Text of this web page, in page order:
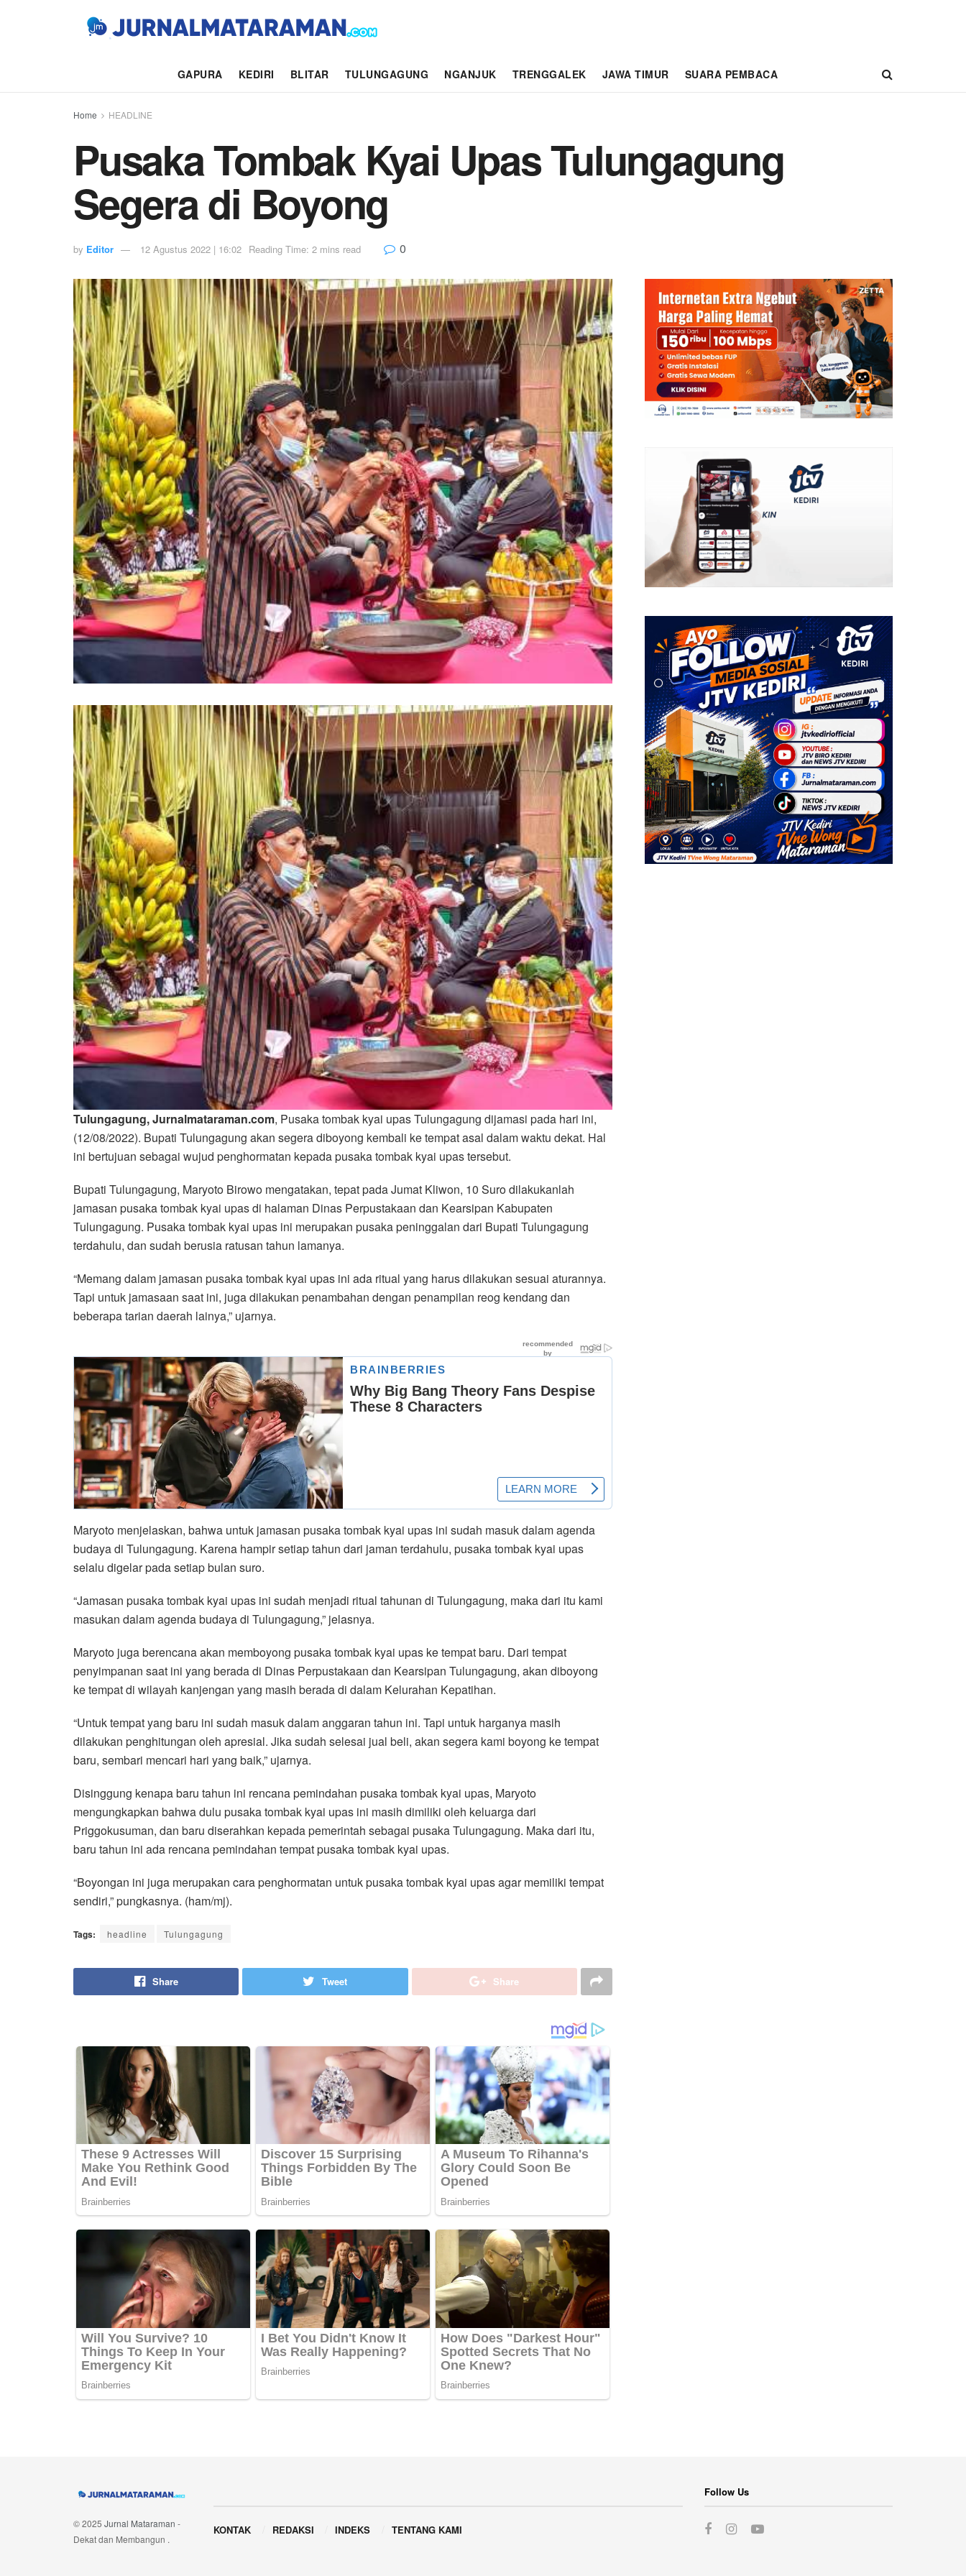
GAPURA KEDIRI BLITAR TULUNGAGUNG NGANJUK TRENGGALEK JAWA TIMUR SUARA PEMBACA
Home HEADLINE
Pusaka Tombak Kyai Upas Tulungagung
Segera di Boyong
by Editor 12 Agustus 2022 | 16:02 Reading Time: 2 mins read 0
Tulungagung, Jurnalmataraman.com, Pusaka tombak kyai upas Tulungagung dijamasi pada hari ini,
(12/08/2022). Bupati Tulungagung akan segera diboyong kembali ke tempat asal dalam waktu dekat. Hal
ini bertujuan sebagai wujud penghormatan kepada pusaka tombak kyai upas tersebut.
Bupati Tulungagung, Maryoto Birowo mengatakan, tepat pada Jumat Kliwon, 10 Suro dilakukanlah
jamasan pusaka tombak kyai upas di halaman Dinas Perpustakaan dan Kearsipan Kabupaten
Tulungagung. Pusaka tombak kyai upas ini merupakan pusaka peninggalan dari Bupati Tulungagung
terdahulu, dan sudah berusia ratusan tahun lamanya.
“Memang dalam jamasan pusaka tombak kyai upas ini ada ritual yang harus dilakukan sesuai aturannya.
Tapi untuk jamasaan saat ini, juga dilakukan penambahan dengan penampilan reog kendang dan
beberapa tarian daerah lainya,” ujarnya.
Maryoto menjelaskan, bahwa untuk jamasan pusaka tombak kyai upas ini sudah masuk dalam agenda
budaya di Tulungagung. Karena hampir setiap tahun dari jaman terdahulu, pusaka tombak kyai upas
selalu digelar pada setiap bulan suro.
“Jamasan pusaka tombak kyai upas ini sudah menjadi ritual tahunan di Tulungagung, maka dari itu kami
masukan dalam agenda budaya di Tulungagung,” jelasnya.
Maryoto juga berencana akan memboyong pusaka tombak kyai upas ke tempat baru. Dari tempat
penyimpanan saat ini yang berada di Dinas Perpustakaan dan Kearsipan Tulungagung, akan diboyong
ke tempat di wilayah kanjengan yang masih berada di dalam Kelurahan Kepatihan.
“Untuk tempat yang baru ini sudah masuk dalam anggaran tahun ini. Tapi untuk harganya masih
dilakukan penghitungan oleh apresial. Jika sudah selesai jual beli, akan segera kami boyong ke tempat
baru, sembari mencari hari yang baik,” ujarnya.
Disinggung kenapa baru tahun ini rencana pemindahan pusaka tombak kyai upas, Maryoto
mengungkapkan bahwa dulu pusaka tombak kyai upas ini masih dimiliki oleh keluarga dari
Priggokusuman, dan baru diserahkan kepada pemerintah sebagai pusaka Tulungagung. Maka dari itu,
baru tahun ini ada rencana pemindahan tempat pusaka tombak kyai upas.
“Boyongan ini juga merupakan cara penghormatan untuk pusaka tombak kyai upas agar memiliki tempat
sendiri,” pungkasnya. (ham/mj).
Tags: headline Tulungagung
Share Tweet Share
© 2025 Jurnal Mataraman -
Dekat dan Membangun .
KONTAK REDAKSI INDEKS TENTANG KAMI
Follow Us